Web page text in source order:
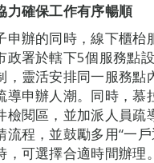
力確保工作有序暢順
申辦的同時，線下櫃
政署於轄下5個服務點
，靈活安排同一服務點
導申辦人潮。同時，
檢閱區，並加派人員
流程，並鼓勵多用“一
，可選擇合適時間辦理。